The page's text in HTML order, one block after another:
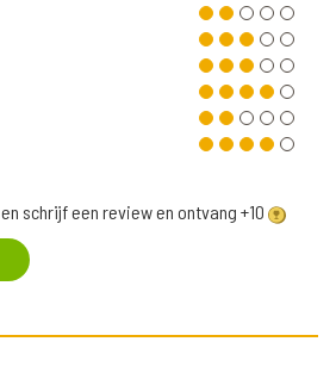
en schrijf een review en ontvang +10